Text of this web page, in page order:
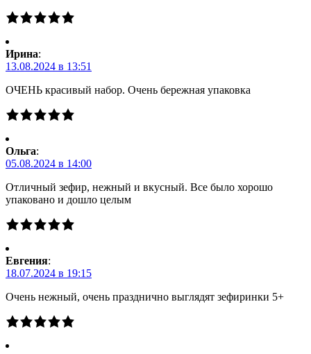
Ирина:
13.08.2024 в 13:51
ОЧЕНЬ красивый набор. Очень бережная упаковка
Ольга:
05.08.2024 в 14:00
Отличный зефир, нежный и вкусный. Все было хорошо
упаковано и дошло целым
Евгения:
18.07.2024 в 19:15
Очень нежный, очень празднично выглядят зефиринки 5+